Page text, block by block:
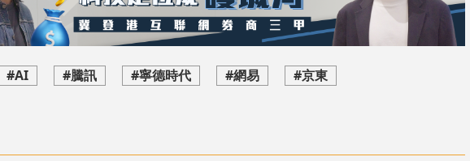
#AI #騰訊 #寧德時代 #網易 #京東